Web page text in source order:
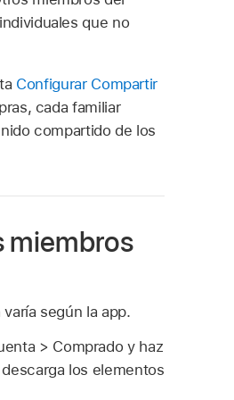
que no
Configurar Compartir
cada familiar
compartido de los
miembros
según la app.
> Comprado y haz
los elementos